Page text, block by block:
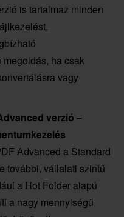
is tartalmaz minden
ha csak
vagy
verzió –
Advanced a Standard
további, vállalati szintű
a Hot Folder alapú
a nagy mennyiségű